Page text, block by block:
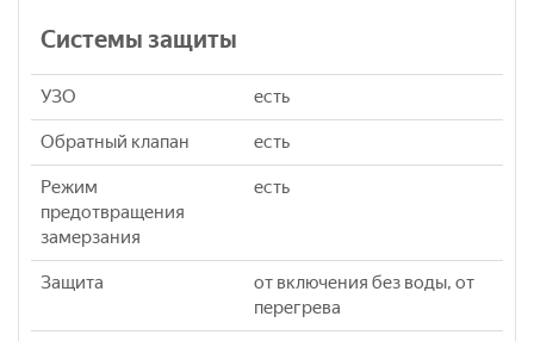
Системы защиты
УЗО eсть
Обратный клапан eсть
Режим
предотвращения
замерзания
eсть
Защита
от включения без воды, от
перегрева